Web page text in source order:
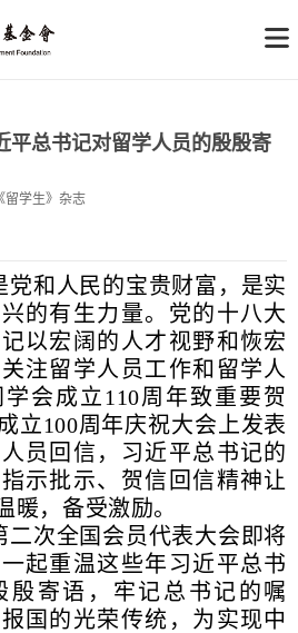
平总书记对留学人员的殷殷寄
《留学生》杂志
党和人民的宝贵财富，是实
的有生力量。党的十八大
以宏阔的人才视野和恢宏
注留学人员工作和留学人
会成立110周年致重要贺
立100周年庆祝大会上发表
员回信，习近平总书记的
示批示、贺信回信精神让
暖，备受激励。
二次全国会员代表大会即将
起重温这些年习近平总书
殷寄语，牢记总书记的嘱
国的光荣传统，为实现中